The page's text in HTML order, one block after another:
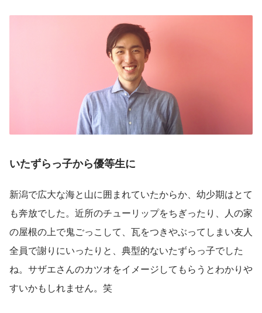
いたずらっ子から優等生に
新潟で広大な海と山に囲まれていたからか、幼少期はとて
も奔放でした。近所のチューリップをちぎったり、人の家
の屋根の上で鬼ごっこして、瓦をつきやぶってしまい友人
全員で謝りにいったりと、典型的ないたずらっ子でした
ね。サザエさんのカツオをイメージしてもらうとわかりや
すいかもしれません。笑